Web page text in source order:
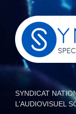
SYNDICAT
L’AUDIOVISUEL